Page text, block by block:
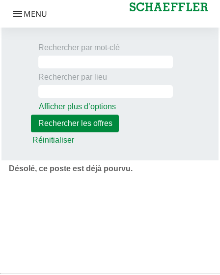
Rechercher par mot-clé
Rechercher par lieu
Afficher plus d’options
Réinitialiser
Désolé, ce poste est déjà pourvu.